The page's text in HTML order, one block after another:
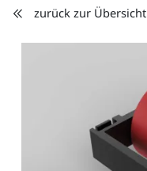
zurück zur Übersicht